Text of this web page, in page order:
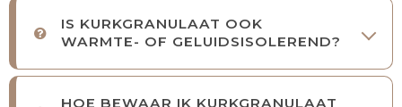
IS KURKGRANULAAT OOK
WARMTE- OF GELUIDSISOLEREND?
HOE BEWAAR IK KURKGRANULAAT